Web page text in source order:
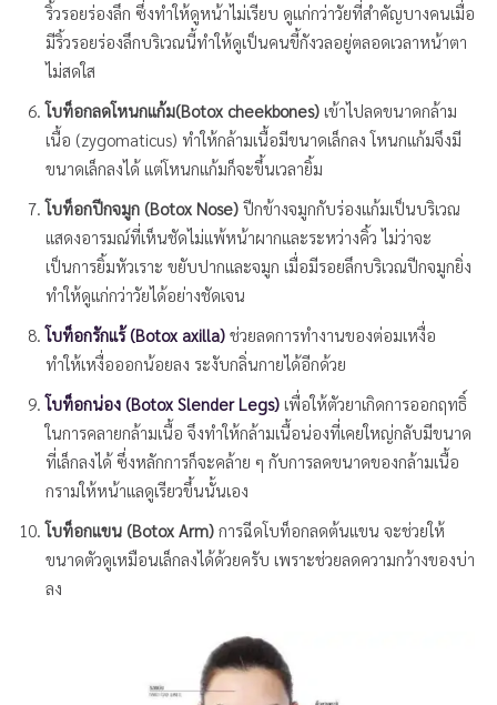
ริ้วรอยร่องลึก ซึ่งทำให้ดูหน้าไม่เรียบ ดูแก่กว่าวัยที่สำคัญบางคนเมื่อ
มีริ้วรอยร่องลึกบริเวณนี้ทำให้ดูเป็นคนขี้กังวลอยู่ตลอดเวลาหน้าตา
ไม่สดใส
โบท็อกลดโหนกแก้ม(Botox cheekbones) เข้าไปลดขนาดกล้าม
เนื้อ (zygomaticus) ทำให้กล้ามเนื้อมีขนาดเล็กลง โหนกแก้มจึงมี
ขนาดเล็กลงได้ แต่โหนกแก้มก็จะขึ้นเวลายิ้ม
โบท็อกปีกจมูก (Botox Nose) ปีกข้างจมูกกับร่องแก้มเป็นบริเวณ
แสดงอารมณ์ที่เห็นชัดไม่แพ้หน้าผากและระหว่างคิ้ว ไม่ว่าจะ
เป็นการยิ้มหัวเราะ ขยับปากและจมูก เมื่อมีรอยลึกบริเวณปีกจมูกยิ่ง
ทำให้ดูแก่กว่าวัยได้อย่างชัดเจน
โบท็อกรักแร้ (Botox axilla) ช่วยลดการทำงานของต่อมเหงื่อ
ทำให้เหงื่อออกน้อยลง ระงับกลิ่นกายได้อีกด้วย
โบท็อกน่อง (Botox Slender Legs) เพื่อให้ตัวยาเกิดการออกฤทธิ์
ในการคลายกล้ามเนื้อ จึงทำให้กล้ามเนื้อน่องที่เคยใหญ่กลับมีขนาด
ที่เล็กลงได้ ซึ่งหลักการก็จะคล้าย ๆ กับการลดขนาดของกล้ามเนื้อ
กรามให้หน้าแลดูเรียวขึ้นนั้นเอง
โบท็อกแขน (Botox Arm) การฉีดโบท็อกลดต้นแขน จะช่วยให้
ขนาดตัวดูเหมือนเล็กลงได้ด้วยครับ เพราะช่วยลดความกว้างของบ่า
ลง